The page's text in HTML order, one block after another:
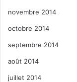
novembre 2014
octobre 2014
septembre 2014
août 2014
juillet 2014